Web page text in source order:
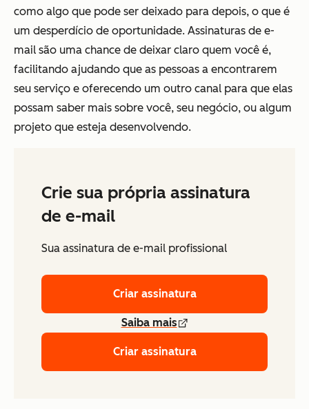
como algo que pode ser deixado para depois, o que é
um desperdício de oportunidade. Assinaturas de e-
mail são uma chance de deixar claro quem você é,
facilitando ajudando que as pessoas a encontrarem
seu serviço e oferecendo um outro canal para que elas
possam saber mais sobre você, seu negócio, ou algum
projeto que esteja desenvolvendo.
Crie sua própria assinatura
de e-mail
Sua assinatura de e-mail profissional
Criar assinatura
Saiba mais
Criar assinatura